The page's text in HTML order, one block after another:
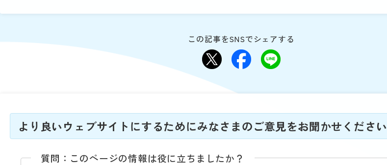
この記事をSNSでシェアする
より良いウェブサイトにするためにみなさまのご意見をお聞かせください
質問：このページの情報は役に立ちましたか？